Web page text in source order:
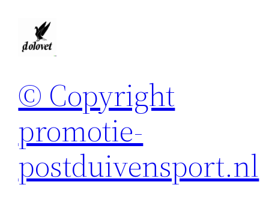
© Copyright
promotie-
postduivensport.nl